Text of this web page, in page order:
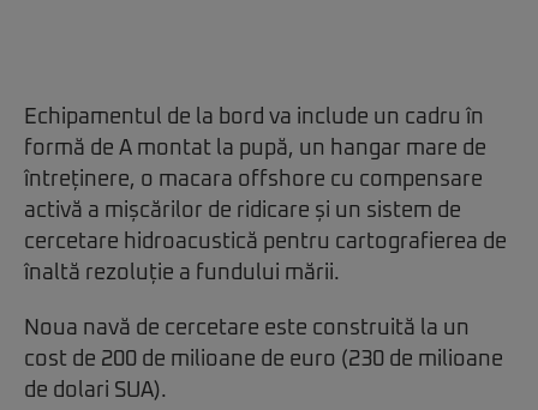
Echipamentul de la bord va include un cadru în
formă de A montat la pupă, un hangar mare de
întreținere, o macara offshore cu compensare
activă a mișcărilor de ridicare și un sistem de
cercetare hidroacustică pentru cartografierea de
înaltă rezoluție a fundului mării.
Noua navă de cercetare este construită la un
cost de 200 de milioane de euro (230 de milioane
de dolari SUA).